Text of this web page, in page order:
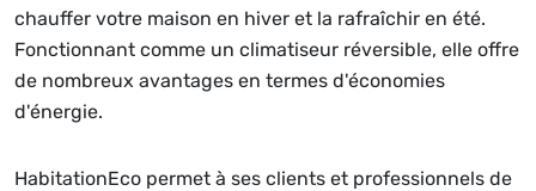
chauffer votre maison en hiver et la rafraîchir en été.
Fonctionnant comme un climatiseur réversible, elle offre
de nombreux avantages en termes d'économies
d'énergie.
HabitationEco permet à ses clients et professionnels de